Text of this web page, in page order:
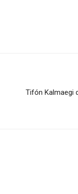
Tifón Kalmaegi